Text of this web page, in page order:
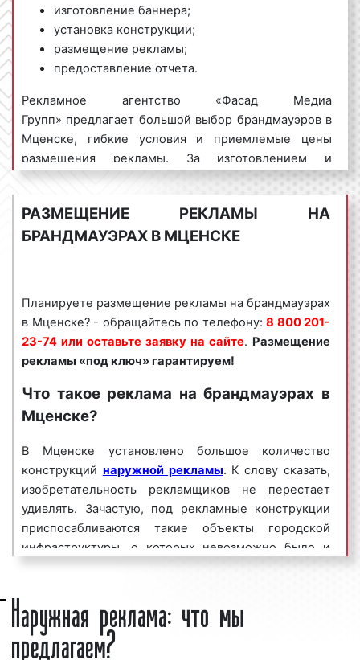
изготовление баннера;
установка конструкции;
размещение рекламы;
предоставление отчета.
Рекламное агентство «Фасад Медиа
Групп» предлагает большой выбор брандмауэров в
Мценске, гибкие условия и приемлемые цены
размещения рекламы. За изготовлением и
размещением рекламы на брандмауэрах в Мценске
обращайтесь по телефону:
8 800 201-23-
74 или оставьте заявку на сайте. Размещение
рекламы «под ключ» гарантируем!
бизнеса. Востребованность данного вида рекламы
объясняется целым рядом факторов:
форма рекламной конструкции;
массовыйохват аудитории ;
хорошая видимость рекламы;
Как можно видеть, реклама на брандмауэрах в
Мценске является эффективным средством для
увеличения потока клиентов и повышения процента
продаж. Многие столичные клиенты нашего
рекламного агентства используют стены домов,
зданий, а также иных сооружений для размещения
ООО «Фасад Медиа Групп» организует и
сопровождаетрекламные кампании
РАЗМЕЩЕНИЕ РЕКЛАМЫ НА
БРАНДМАУЭРАХ В МЦЕНСКЕ
Планируете размещение рекламы на брандмауэрах
в Мценске? - обращайтесь по телефону: 8 800 201-
23-74 или оставьте заявку на сайте. Размещение
рекламы «под ключ» гарантируем!
Что такое реклама на брандмауэрах в
Мценске?
В Мценске установлено большое количество
конструкций наружной рекламы. К слову сказать,
изобретательность рекламщиков не перестает
удивлять. Зачастую, под рекламные конструкции
приспосабливаются такие объекты городской
инфраструктуры, о которых невозможно было и
подумать, что они могут быть носителями
все новыми и новыми решениями. Среди
конструкций наружной рекламы, которые идеально
Наружная реклама: что мы
предлагаем?